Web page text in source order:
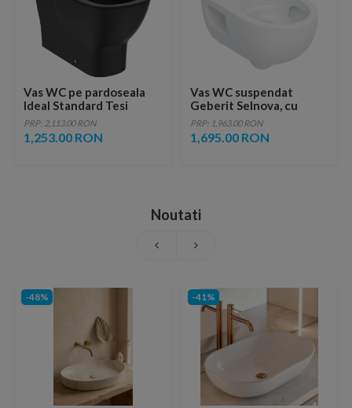
Vas WC pe pardoseala
Ideal Standard Tesi
AquaBlade 66x36 cm
negru mat
PRP: 2,113.00 RON
1,253.00 RON
Vas WC suspendat
Geberit Selnova, cu
spalare verticala,
53x35.5x34
PRP: 1,963.00 RON
1,695.00 RON
Noutati
-48% -41%